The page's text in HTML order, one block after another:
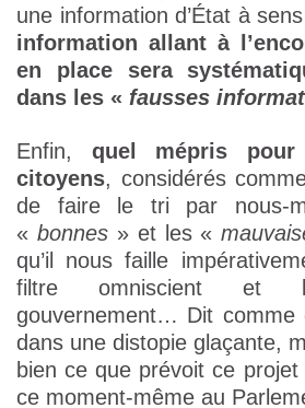
une information d’État à
information allant à
en place sera
dans les « fausses
Enfin, quel mépris
citoyens, considérés
de faire le tri par nous-
« bonnes» et les «
qu’il nous faille
filtre omniscient et
gouvernement… Dit comme
dans une distopie glaçante,
bien ce que prévoit ce
ce moment-même au